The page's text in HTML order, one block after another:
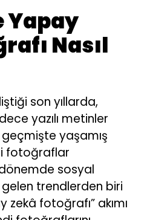
Yapay
Nasıl
son yıllarda,
yazılı metinler
yaşamış
fotoğraflar
sosyal
trendlerden biri
fotoğrafı” akımı